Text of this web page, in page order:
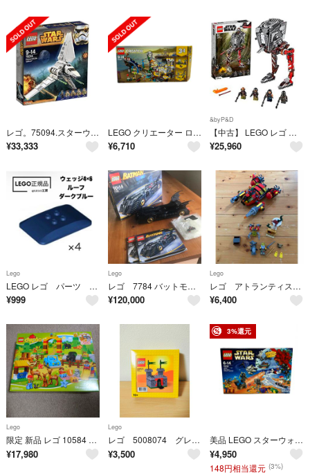
レゴ。75094.スターウォーズ。
¥33,333
LEGO クリエーター ローラーコースター 31084 レゴブロック
¥6,710
&byP&D
【中古】 LEGO レゴ スター・ウォーズ AT-ST (TM) レイダー 75254
¥25,960
Lego
LEGO レゴ パーツ より ウェッジ4×6 ルーフ ダークブルー 4個セット
¥999
Lego
レゴ 7784 バットモービル
¥120,000
Lego
レゴ アトランティス 7984 ディープシーレイダー 開封済み
¥6,400
Lego
限定 新品 レゴ 10584 森の動物 動物園 クリスマス
¥17,980
Lego
レゴ 5008074 グレーの中世のお城セット
¥3,500
3%還元
美品 LEGO スターウォーズ アドベントカレンダー 75184 レゴ ブロック
¥4,950
148円相当還元 (3%)